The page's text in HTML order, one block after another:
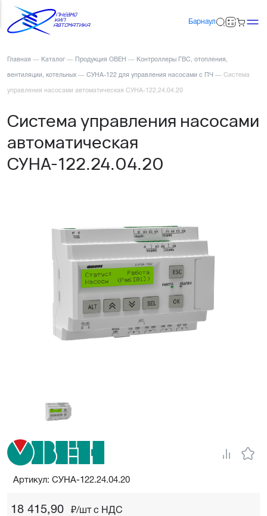
Барнаул
Главная — Каталог — Продукция ОВЕН — Контроллеры ГВС, отопления,
вентиляции, котельных — СУНА-122 для управления насосами с ПЧ — Система
управления насосами автоматическая СУНА-122.24.04.20
Система управления насосами
автоматическая
СУНА-122.24.04.20
18 415,90 ₽/шт c НДС
Артикул: СУНА-122.24.04.20